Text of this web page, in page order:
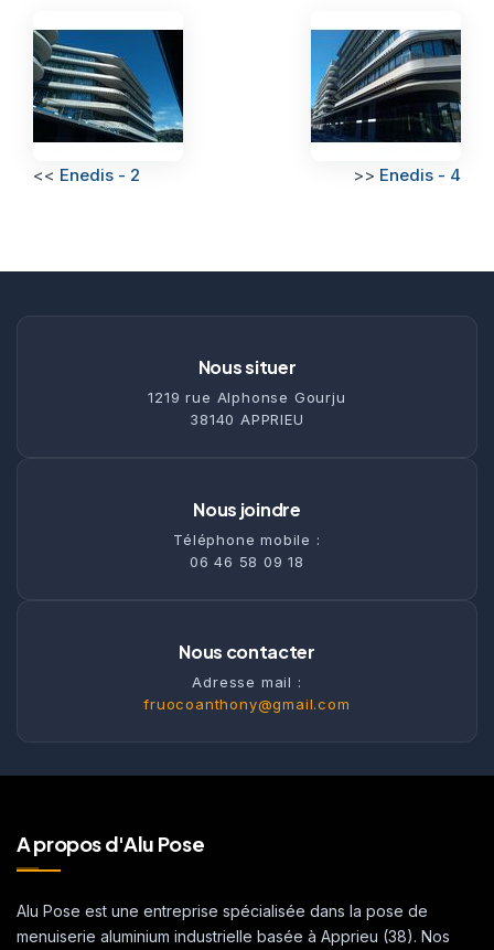
<< Enedis - 2 >> Enedis - 4
Nous situer
1219 rue Alphonse Gourju
38140 APPRIEU
Nous joindre
Téléphone mobile :
06 46 58 09 18
Nous contacter
Adresse mail :
fruocoanthony@gmail.com
A propos d'Alu Pose
Alu Pose est une entreprise spécialisée dans la pose de
menuiserie aluminium industrielle basée à Apprieu (38). Nos